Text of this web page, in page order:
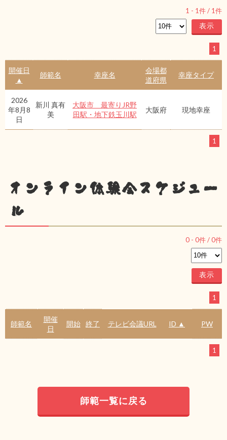
1 - 1件 / 1件
1
開催日
▲
師範名 幸座名
会場都
道府県
幸座タイプ
2026
年8月8
日
新川 真有
美
大阪市 最寄りJR野
田駅・地下鉄玉川駅
大阪府 現地幸座
1
オンライン体験会スケジュー
ル
0 - 0件 /0件
1
師範名
開催
日
開始 終了 テレビ会議URL ID ▲ PW
1
師範一覧に戻る